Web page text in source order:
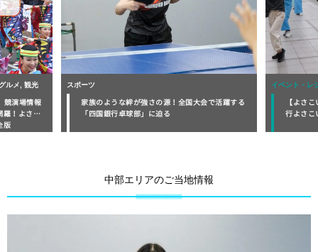
で活躍する
イベント・レジャー
【よさこい祭り】本番目前！熱気高まる『四国銀
行よさこい踊り子隊』の練習現場をレポート
今年も
は「高
集！
中部エリアのご当地情報